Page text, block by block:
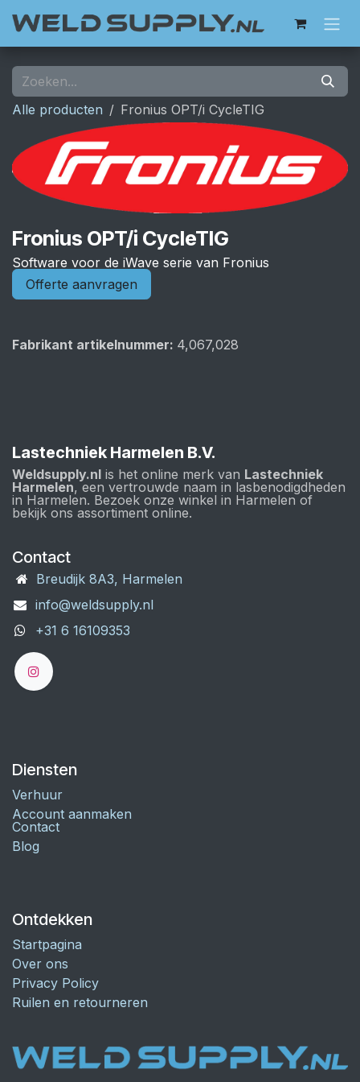
Alle producten Fronius OPT/i CycleTIG
Fronius OPT/i CycleTIG
Software voor de iWave serie van Fronius
Offerte aanvragen
Fabrikant artikelnummer: 4,067,028
Lastechniek Harmelen B.V.
Weldsupply.nl is het online merk van Lastechniek
Harmelen, een vertrouwde naam in lasbenodigdheden
in Harmelen. Bezoek onze winkel in Harmelen of
bekijk ons assortiment online.
Contact
Breudijk 8A3, Harmelen
info@weldsupply.nl
+31 6 16109353
Diensten
Verhuur
Account aanmaken
Contact
Blog
Ontdekken
Startpagina
Over ons
Privacy Policy
Ruilen en retourneren